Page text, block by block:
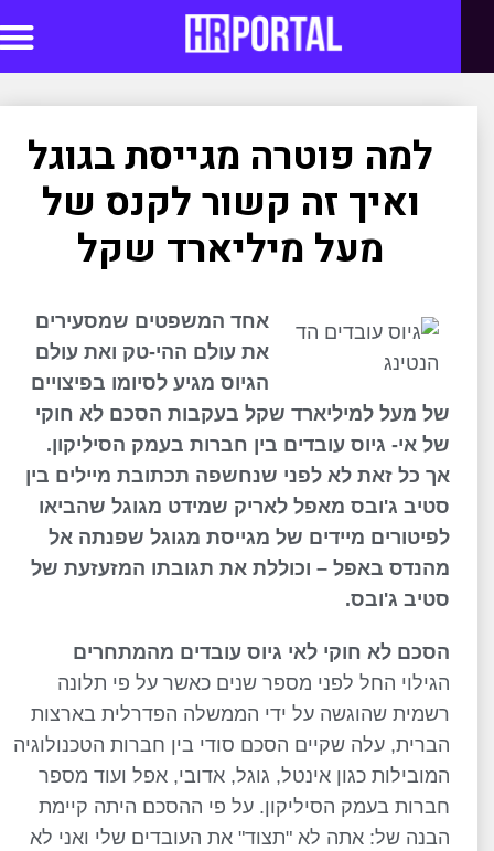
למה פוטרה מגייסת בגוגל
ואיך זה קשור לקנס של
מעל מיליארד שקל
אחד המשפטים שמסעירים
את עולם ההי-טק ואת עולם
הגיוס מגיע לסיומו בפיצויים
של מעל למיליארד שקל בעקבות הסכם לא חוקי
של אי- גיוס עובדים בין חברות בעמק הסיליקון.
אך כל זאת לא לפני שנחשפה תכתובת מיילים בין
סטיב ג'ובס מאפל לאריק שמידט מגוגל שהביאו
לפיטורים מיידים של מגייסת מגוגל שפנתה אל
מהנדס באפל – וכוללת את תגובתו המזעזעת של
סטיב ג'ובס.
הסכם לא חוקי לאי גיוס עובדים מהמתחרים
הגילוי החל לפני מספר שנים כאשר על פי תלונה
רשמית שהוגשה על ידי הממשלה הפדרלית בארצות
הברית, עלה שקיים הסכם סודי בין חברות הטכנולוגיה
המובילות כגון אינטל, גוגל, אדובי, אפל ועוד מספר
חברות בעמק הסיליקון. על פי ההסכם היתה קיימת
הבנה של: אתה לא "תצוד" את העובדים שלי ואני לא